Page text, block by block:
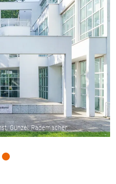
Günzel Rademacher